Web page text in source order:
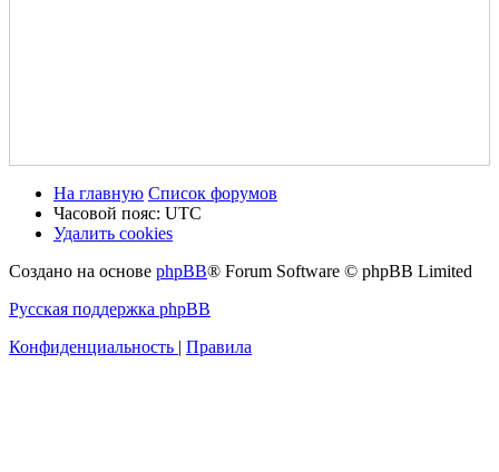
На главную Список форумов
Часовой пояс: UTC
Удалить cookies
Создано на основе phpBB® Forum Software © phpBB Limited
Русская поддержка phpBB
Конфиденциальность | Правила